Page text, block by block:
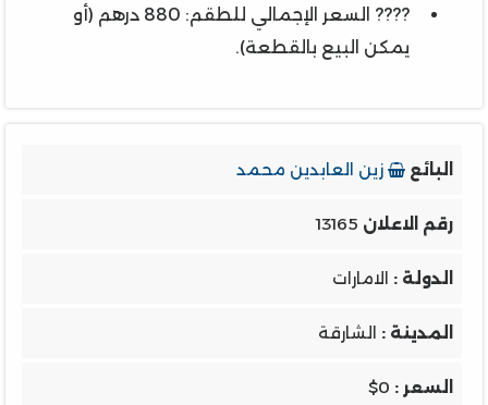
???? السعر الإجمالي للطقم: 880 درهم (أو
يمكن البيع بالقطعة).
البائع زين العابدين محمد
رقم الاعلان 13165
الدولة : الامارات
المدينة : الشارقة
السعر : $0